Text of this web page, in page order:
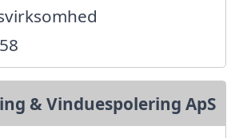
& Vinduespolering ApS